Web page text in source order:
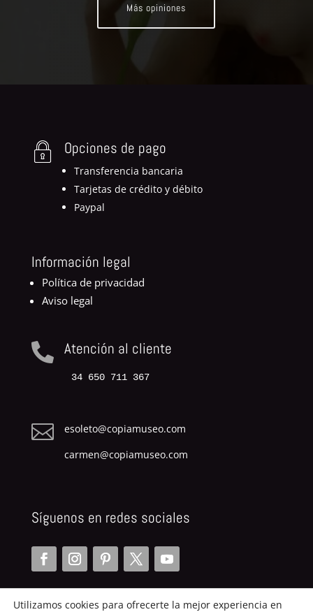
Más opiniones
Opciones de pago
Transferencia bancaria
Tarjetas de crédito y débito
Paypal
Información legal
Política de privacidad
Aviso legal
 Atención al cliente
34 650 711 367

esoleto@copiamuseo.com
carmen@copiamuseo.com
Síguenos en redes sociales
Utilizamos cookies para ofrecerte la mejor experiencia en